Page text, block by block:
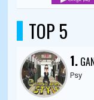
TOP 5
1.
Psy